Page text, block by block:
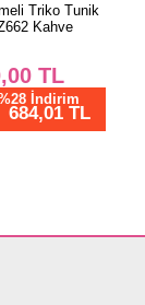
Tunik
Koyu Mavi
TL
İndirim
621,01 TL